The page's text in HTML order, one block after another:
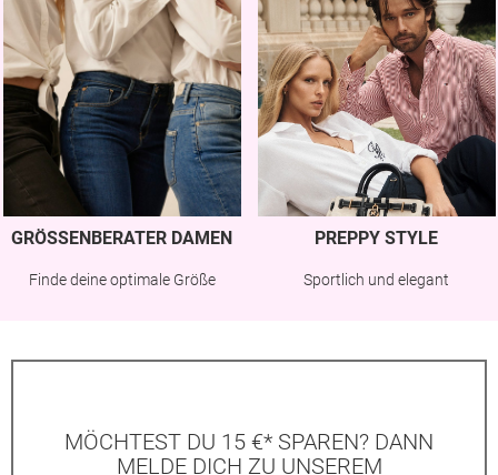
GRÖSSENBERATER DAMEN
Finde deine optimale Größe
PREPPY STYLE
Sportlich und elegant
MÖCHTEST DU 15 €* SPAREN? DANN
MELDE DICH ZU UNSEREM